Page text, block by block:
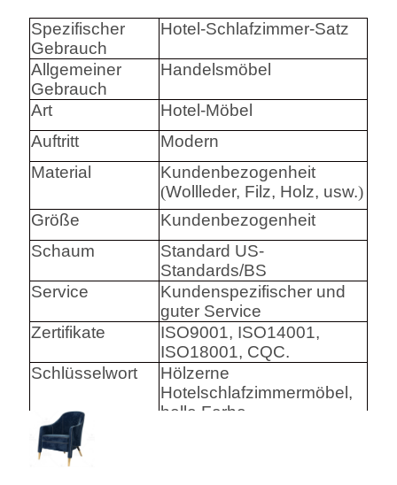
Spezifischer
Gebrauch
Hotel-Schlafzimmer-Satz
Allgemeiner
Gebrauch
Handelsmöbel
Art
Hotel-Möbel
Auftritt
Modern
Material
Kundenbezogenheit
(Wollleder, Filz, Holz, usw.)
Größe
Kundenbezogenheit
Schaum
Standard US-
Standards/BS
Service
Kundenspezifischer und
guter Service
Zertifikate
ISO9001, ISO14001,
ISO18001, CQC.
Schlüsselwort
Hölzerne
Hotelschlafzimmermöbel,
helle Farbe
Harware